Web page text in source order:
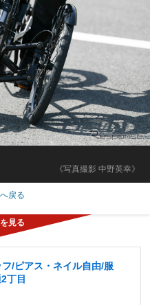
《写真撮影 中野英幸》
戻る
/ピアス・ネイル自由/服
丁目